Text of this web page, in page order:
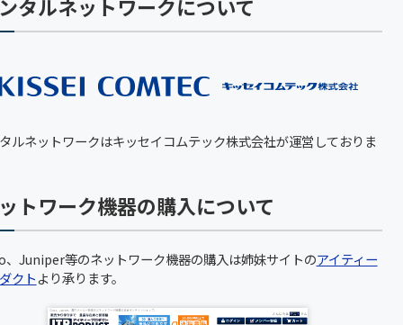
タルネットワークについて
ルネットワークはキッセイコムテック株式会社が運営しておりま
トワーク機器の購入について
、Juniper等のネットワーク機器の購入は姉妹サイトのアイティー
クトより承ります。